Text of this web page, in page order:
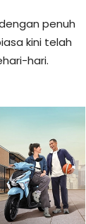
penuh
kini telah
hari.